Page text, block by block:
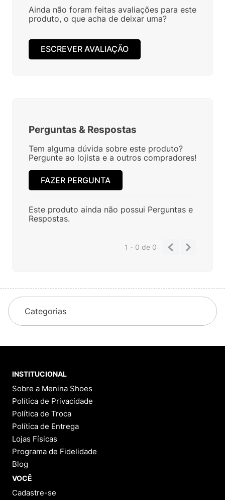
Ainda não foram feitas avaliações para este
produto, o que acha de deixar uma?
ESCREVER AVALIAÇÃO
Perguntas & Respostas
Tem alguma dúvida sobre este produto?
Pergunte ao lojista e a outros compradores!
FAZER PERGUNTA
Este produto ainda não possui Perguntas e
Respostas.
1 - 0de 0
Categorias
INSTITUCIONAL
Sobre a Menina Shoes
Política de Privacidade
Política de Troca
Política de Entrega
Lojas Físicas
Programa de Fidelidade
Blog
VOCÊ
Cadastre-se